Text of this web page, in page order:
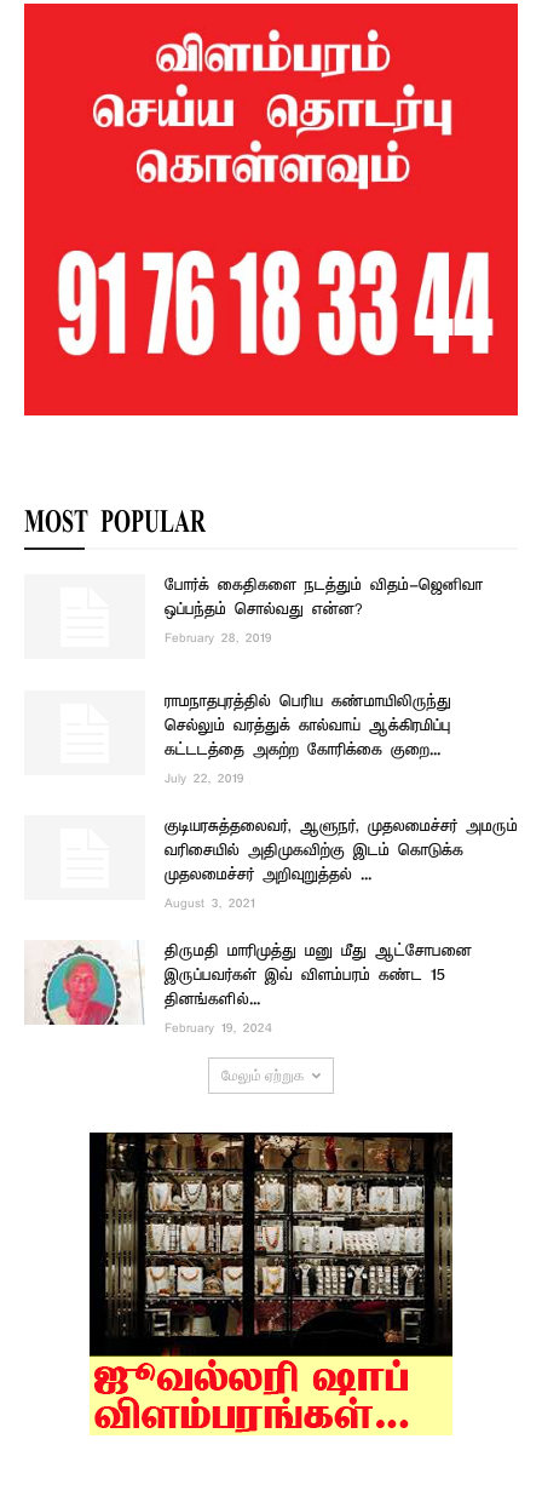
MOST POPULAR
போர்க் கைதிகளை நடத்தும் விதம்-ஜெனிவா
ஒப்பந்தம் சொல்வது என்ன?
February 28, 2019
ராமநாதபுரத்தில் பெரிய கண்மாயிலிருந்து
செல்லும் வரத்துக் கால்வாய் ஆக்கிரமிப்பு
கட்டடத்தை அகற்ற கோரிக்கை –குறை...
July 22, 2019
குடியரசுத்தலைவர், ஆளுநர், முதலமைச்சர் அமரும்
வரிசையில் அதிமுகவிற்கு இடம் கொடுக்க
முதலமைச்சர் அறிவுறுத்தல் –...
August 3, 2021
திருமதி மாரிமுத்து மனு மீது ஆட்சோபனை
இருப்பவர்கள் இவ் விளம்பரம் கண்ட 15
தினங்களில்...
February 19, 2024
மேலும் ஏற்றுக